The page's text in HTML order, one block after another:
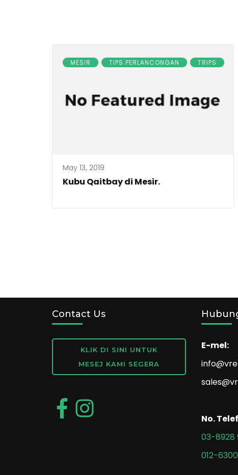
MESIR TIPS PERLANCONGAN TRIPS
May 13, 2019
Kubu Qaitbay di Mesir.
Contact Us
KLIK DI SINI UNTUK
MESEJ KAMI SEGERA
E-mel:
No.
03-8928
012-